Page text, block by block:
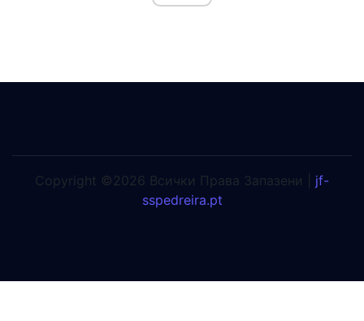
Copyright ©2026 Всички Права Запазени | jf-
sspedreira.pt